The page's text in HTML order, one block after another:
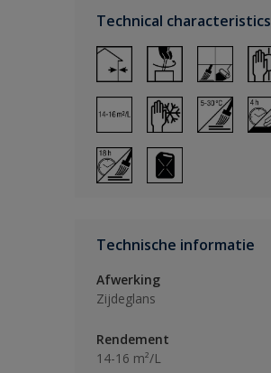
Technical characteristics
Technische informatie
Afwerking
Zijdeglans
Rendement
14-16 m²/L